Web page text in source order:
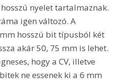
nyelet tartalmaznak.
igen változó. A
hosszú bit típusból két
akár 50, 75 mm is lehet.
hogy a CV, illetve
ne essenek ki a 6 mm